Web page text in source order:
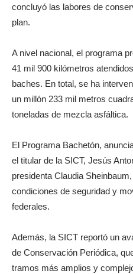
concluyó las labores de
plan.
A nivel nacional, el programa
41 mil 900 kilómetros
baches. En total, se ha
un millón 233 mil metros
toneladas de mezcla asfáltica.
El Programa Bachetón,
el titular de la SICT, Jesús
presidenta Claudia
condiciones de seguridad y
federales.
Además, la SICT reportó un
de Conservación Periódica,
tramos más amplios y